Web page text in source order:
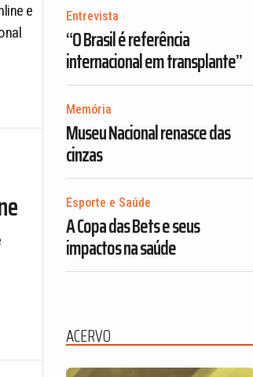
e
Entrevista
“O Brasil é referência
internacional em transplante”
Memória
Museu Nacional renasce das
cinzas
Esporte e Saúde
A Copa das Bets e seus
impactos na saúde
ACERVO